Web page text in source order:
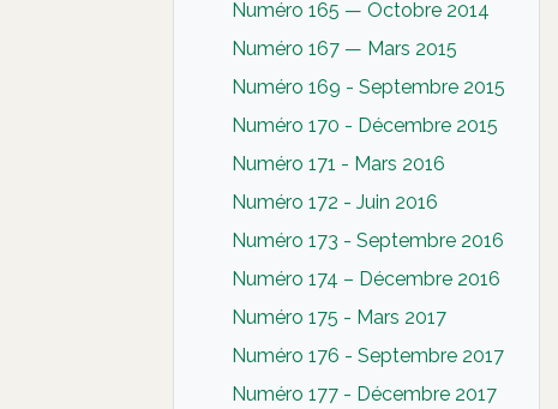
Numéro 165 — Octobre 2014
Numéro 167 — Mars 2015
Numéro 169 - Septembre 2015
Numéro 170 - Décembre 2015
Numéro 171 - Mars 2016
Numéro 172 - Juin 2016
Numéro 173 - Septembre 2016
Numéro 174 – Décembre 2016
Numéro 175 - Mars 2017
Numéro 176 - Septembre 2017
Numéro 177 - Décembre 2017